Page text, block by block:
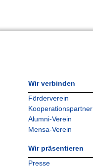
Wir verbinden
Förderverein
Kooperationspartner
Alumni-Verein
Mensa-Verein
Wir präsentieren
Presse